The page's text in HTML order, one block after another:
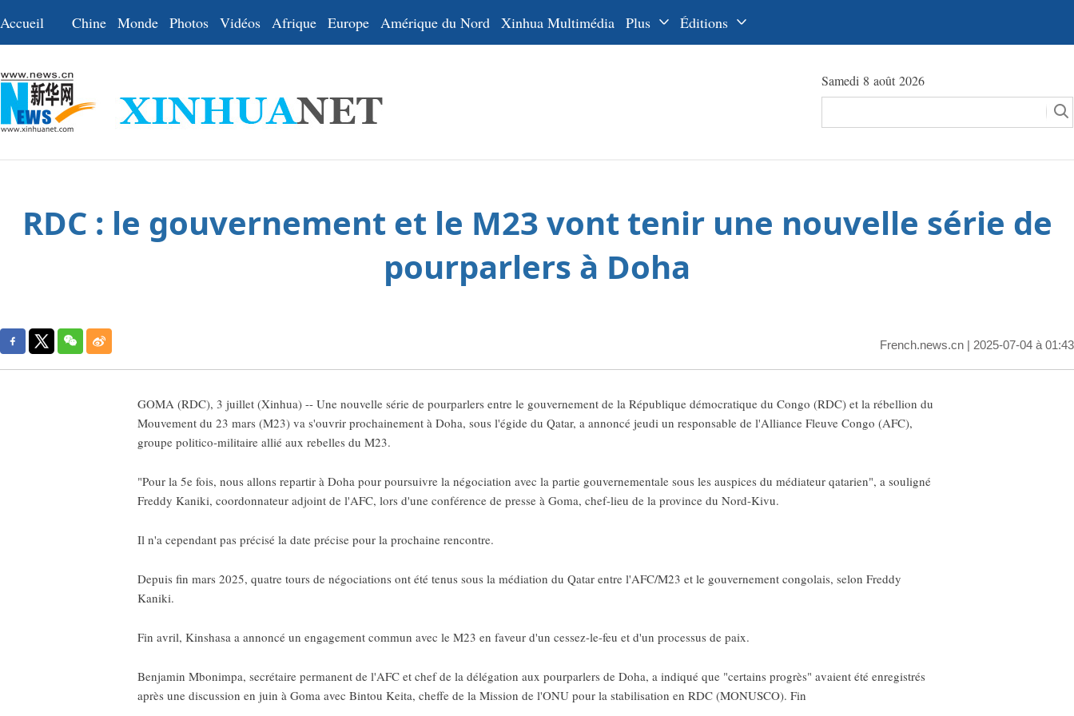
Accueil Chine Monde Photos Vidéos Afrique Europe Amérique du Nord Xinhua Multimédia Plus Éditions
عربي
Samedi 8 août 2026
RDC : le gouvernement et le M23 vont tenir une nouvelle série de
pourparlers à Doha
French.news.cn | 2025-07-04 à 01:43
GOMA (RDC), 3 juillet (Xinhua) -- Une nouvelle série de pourparlers entre le gouvernement de la République démocratique du Congo (RDC) et la rébellion du
Mouvement du 23 mars (M23) va s'ouvrir prochainement à Doha, sous l'égide du Qatar, a annoncé jeudi un responsable de l'Alliance Fleuve Congo (AFC),
groupe politico-militaire allié aux rebelles du M23.
"Pour la 5e fois, nous allons repartir à Doha pour poursuivre la négociation avec la partie gouvernementale sous les auspices du médiateur qatarien", a souligné
Freddy Kaniki, coordonnateur adjoint de l'AFC, lors d'une conférence de presse à Goma, chef-lieu de la province du Nord-Kivu.
Il n'a cependant pas précisé la date précise pour la prochaine rencontre.
Depuis fin mars 2025, quatre tours de négociations ont été tenus sous la médiation du Qatar entre l'AFC/M23 et le gouvernement congolais, selon Freddy
Kaniki.
Fin avril, Kinshasa a annoncé un engagement commun avec le M23 en faveur d'un cessez-le-feu et d'un processus de paix.
Benjamin Mbonimpa, secrétaire permanent de l'AFC et chef de la délégation aux pourparlers de Doha, a indiqué que "certains progrès" avaient été enregistrés
après une discussion en juin à Goma avec Bintou Keita, cheffe de la Mission de l'ONU pour la stabilisation en RDC (MONUSCO). Fin